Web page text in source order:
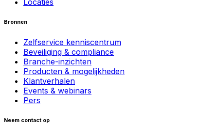
Locaties
Bronnen
Zelfservice kenniscentrum
Beveiliging & compliance
Branche-inzichten
Producten & mogelijkheden
Klantverhalen
Events & webinars
Pers
Neem contact op